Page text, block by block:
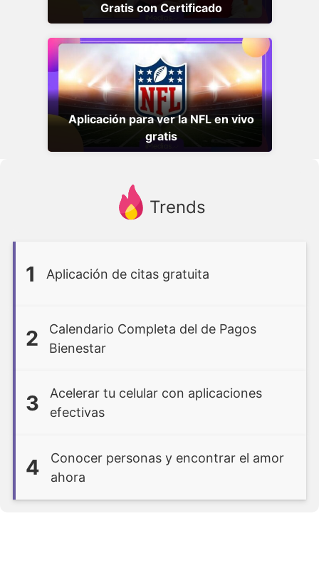
Gratis con Certificado
Aplicación para ver la NFL en vivo
gratis
Trends
1 Aplicación de citas gratuita
2
Calendario Completa del de Pagos
Bienestar
3
Acelerar tu celular con aplicaciones
efectivas
4
Conocer personas y encontrar el amor
ahora